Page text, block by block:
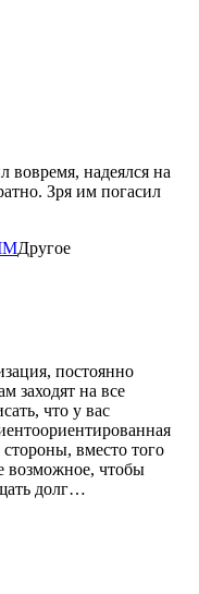
вовремя, надеялся на
Зря им погасил
Другое
постоянно
заходят на все
что у вас
вместо того
возможное, чтобы
долг…